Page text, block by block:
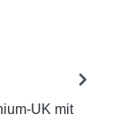
UK mit